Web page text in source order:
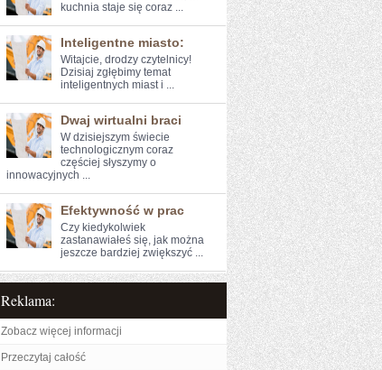
kuchnia staje się coraz ...
Inteligentne miasto:
Witajcie, drodzy czytelnicy!
Dzisiaj zgłębimy temat
inteligentnych‍ miast i ...
Dwaj wirtualni braci
W ​dzisiejszym świecie
technologicznym ​coraz⁢
częściej słyszymy o
innowacyjnych ...
Efektywność w prac
Czy kiedykolwiek
zastanawiałeś się, jak można
jeszcze bardziej⁣ zwiększyć ...
Reklama:
Zobacz więcej informacji
Przeczytaj całość